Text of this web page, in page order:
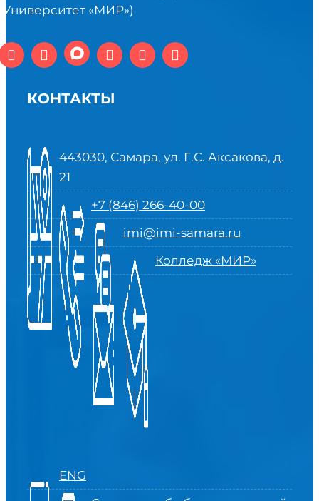
«МИР»)
КОНТАКТЫ
443030, Самара, ул. Г.С. Аксакова, д.
21
+7 (846) 266-40-00
imi@imi-samara.ru
Колледж «МИР»
ENG